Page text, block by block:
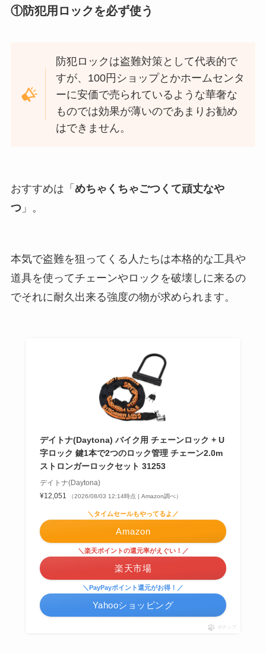
①防犯用ロックを必ず使う
防犯ロックは盗難対策として代表的で
すが、100円ショップとかホームセンタ
ーに安価で売られているような華奢な
ものでは効果が薄いのであまりお勧め
はできません。
おすすめは「 めちゃくちゃごつくて頑丈なや
つ」。
本気で盗難を狙ってくる人たちは本格的な工具や
道具を使ってチェーンやロックを破壊しに来るの
でそれに耐久出来る強度の物が求められます。
デイトナ(Daytona) バイク用 チェーンロック + U
字ロック 鍵1本で2つのロック管理 チェーン2.0m
ストロンガーロックセット 31253
デイトナ(Daytona)
¥12,051
（2026/08/03 12:14時点 | Amazon調べ）
＼タイムセールもやってるよ／
Amazon
＼楽天ポイントの還元率がえぐい！／
楽天市場
＼PayPayポイント還元がお得！／
Yahooショッピング
ポチップ